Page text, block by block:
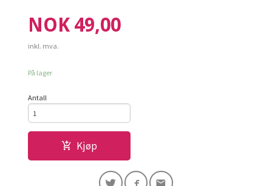
Pris
NOK 49,00
inkl. mva.
På lager
Antall
Kjøp